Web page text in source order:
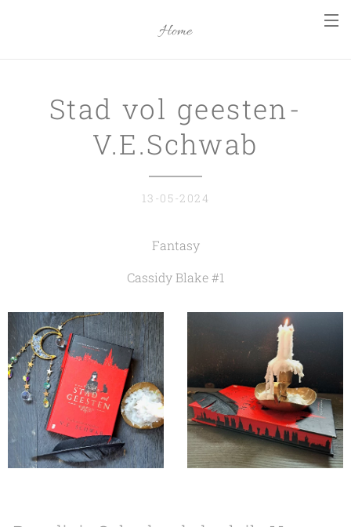
Home
Stad vol geesten-
V.E.Schwab
13-05-2024
Fantasy
Cassidy Blake #1